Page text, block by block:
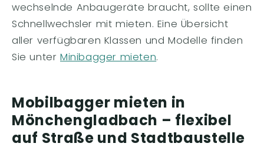
wechselnde Anbaugeräte braucht, sollte einen
Schnellwechsler mit mieten. Eine Übersicht
aller verfügbaren Klassen und Modelle finden
Sie unter Minibagger mieten.
Mobilbagger mieten in
Mönchengladbach – flexibel
auf Straße und Stadtbaustelle